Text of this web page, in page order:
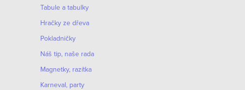
Tabule a tabulky
Hračky ze dřeva
Pokladničky
Náš tip, naše rada
Magnetky, razítka
Karneval, party